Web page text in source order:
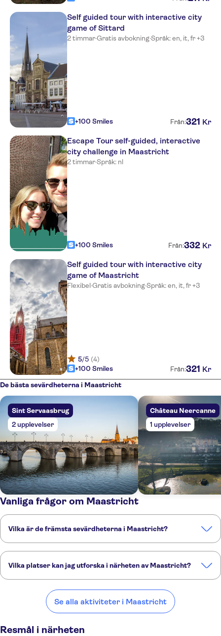
Self guided tour with interactive city
game of Sittard
2 timmar·Gratis avbokning·Språk: en, it, fr +3
+100 Smiles Från:321 Kr
Escape Tour self-guided, interactive
city challenge in Maastricht
2 timmar·Språk: nl
+100 Smiles Från:332 Kr
Self guided tour with interactive city
game of Maastricht
Flexibel·Gratis avbokning·Språk: en, it, fr +3
5/5 (4)
+100 Smiles
Från:321 Kr
De bästa sevärdheterna i Maastricht
Sint Servaasbrug
2 upplevelser
Château Neercanne
1 upplevelser
Vanliga frågor om Maastricht
Vilka är de främsta sevärdheterna i Maastricht?
Sint Servaasbrug
Château Neercanne
Onze-Lieve-Vrouwebasiliek i Maastricht
Vrijthof
Vilka platser kan jag utforska i närheten av Maastricht?
Roermond
Se alla aktiviteter i Maastricht
Resmål i närheten